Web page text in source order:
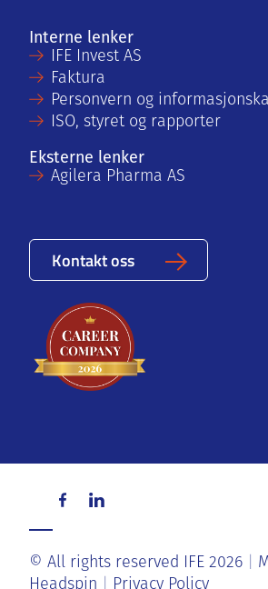
Interne lenker
IFE Invest AS
Faktura
Personvern og
ISO, styret og rapporter
Eksterne lenker
Agilera Pharma AS
Kontakt oss
© All rights reserved IFE 2026
Headspin
Privacy Policy